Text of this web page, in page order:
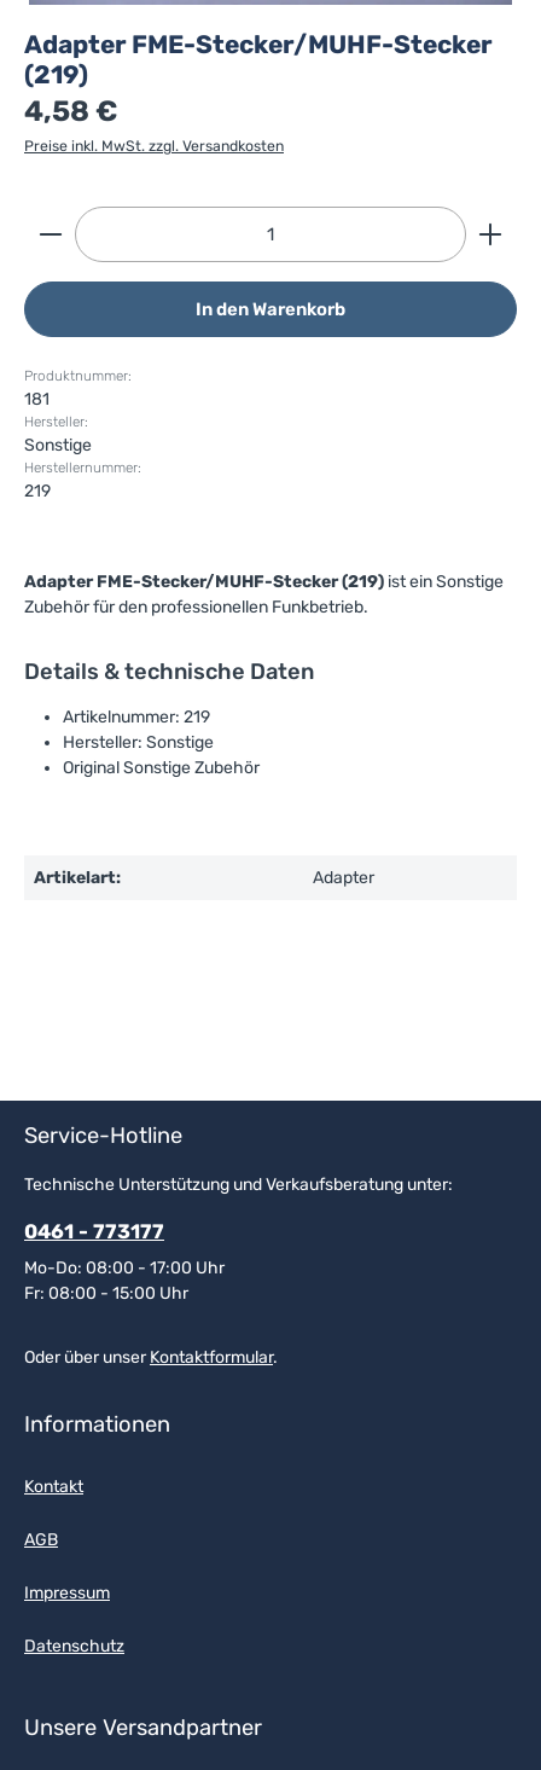
Adapter FME-Stecker/MUHF-Stecker
(219)
4,58 €
Preise inkl. MwSt. zzgl. Versandkosten
Produkt Anzahl: Gib den gewünschten Wert ein
In den Warenkorb
Produktnummer:
181
Hersteller:
Sonstige
Herstellernummer:
219
Adapter FME-Stecker/MUHF-Stecker (219) ist ein Sonstige
Zubehör für den professionellen Funkbetrieb.
Details & technische Daten
Artikelnummer: 219
Hersteller: Sonstige
Original Sonstige Zubehör
Artikelart: Adapter
Service-Hotline
Technische Unterstützung und Verkaufsberatung unter:
0461 - 773177
Mo-Do: 08:00 - 17:00 Uhr
Fr: 08:00 - 15:00 Uhr
Oder über unserKontaktformular.
Informationen
Kontakt
AGB
Impressum
Datenschutz
Unsere Versandpartner